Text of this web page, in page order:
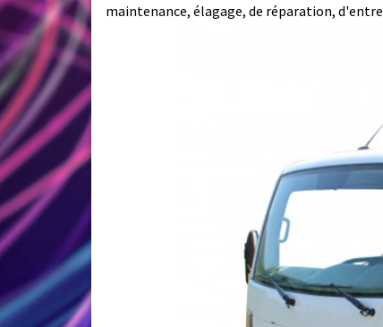
maintenance, élagage, de réparation,